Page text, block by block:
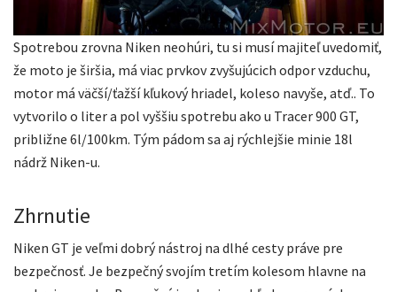
Spotrebou zrovna Niken neohúri, tu si musí majiteľ uvedomiť,
že moto je širšia, má viac prvkov zvyšujúcich odpor vzduchu,
motor má väčší/ťažší kľukový hriadel, koleso navyše, atď.. To
vytvorilo o liter a pol vyššiu spotrebu ako u Tracer 900 GT,
približne 6l/100km. Tým pádom sa aj rýchlejšie minie 18l
nádrž Niken-u.
Zhrnutie
Niken GT je veľmi dobrý nástroj na dlhé cesty práve pre
bezpečnosť. Je bezpečný svojím tretím kolesom hlavne na